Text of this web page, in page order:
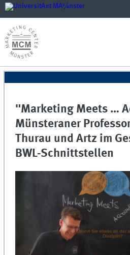
"Marketing Meets …
Münsteraner
Thurau und Artz im
BWL-Schnittstellen